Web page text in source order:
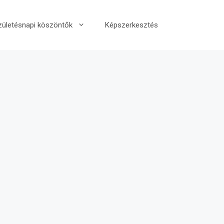
köszöntők Képszerkesztés